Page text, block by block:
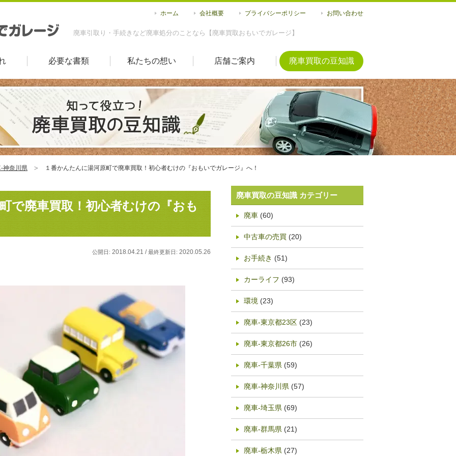
廃車引取り・手続きなど廃車処分のことなら【廃車買取おもいでガレージ】
ホーム 会社概要 プライバシーポリシー お問い合わせ
必要な書類 私たちの想い 店舗ご案内 廃車買取の豆知識
神奈川県 １番かんたんに湯河原町で廃車買取！初心者むけの『おもいでガレージ』へ！
で廃車買取！初心者むけの『おも
公開日: 2018.04.21 /最終更新日: 2020.05.26
廃車買取の豆知識 カテゴリー
廃車 (60)
中古車の売買 (20)
お手続き (51)
カーライフ (93)
環境 (23)
廃車-東京都23区 (23)
廃車-東京都26市 (26)
廃車-千葉県 (59)
廃車-神奈川県 (57)
廃車-埼玉県 (69)
廃車-群馬県 (21)
廃車-栃木県 (27)